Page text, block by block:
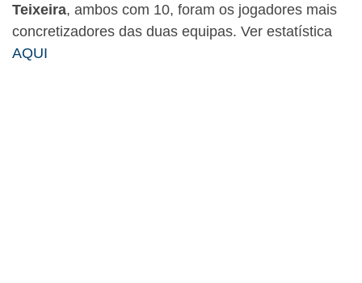
Teixeira, ambos com 10, foram os jogadores mais
concretizadores das duas equipas. Ver estatística
AQUI